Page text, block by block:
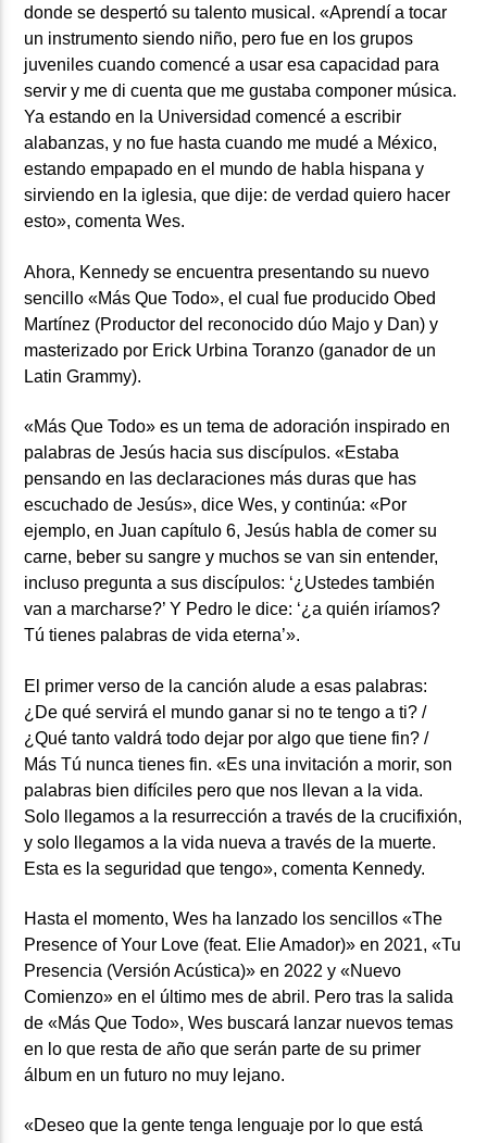
donde se despertó su talento musical. «Aprendí a tocar
un instrumento siendo niño, pero fue en los grupos
juveniles cuando comencé a usar esa capacidad para
servir y me di cuenta que me gustaba componer música.
Ya estando en la Universidad comencé a escribir
alabanzas, y no fue hasta cuando me mudé a México,
estando empapado en el mundo de habla hispana y
sirviendo en la iglesia, que dije: de verdad quiero hacer
esto», comenta Wes.
Ahora, Kennedy se encuentra presentando su nuevo
sencillo «Más Que Todo», el cual fue producido Obed
Martínez (Productor del reconocido dúo Majo y Dan) y
masterizado por Erick Urbina Toranzo (ganador de un
Latin Grammy).
«Más Que Todo» es un tema de adoración inspirado en
palabras de Jesús hacia sus discípulos. «Estaba
pensando en las declaraciones más duras que has
escuchado de Jesús», dice Wes, y continúa: «Por
ejemplo, en Juan capítulo 6, Jesús habla de comer su
carne, beber su sangre y muchos se van sin entender,
incluso pregunta a sus discípulos: ‘¿Ustedes también
van a marcharse?’ Y Pedro le dice: ‘¿a quién iríamos?
Tú tienes palabras de vida eterna’».
El primer verso de la canción alude a esas palabras:
¿De qué servirá el mundo ganar si no te tengo a ti? /
¿Qué tanto valdrá todo dejar por algo que tiene fin? /
Más Tú nunca tienes fin. «Es una invitación a morir, son
palabras bien difíciles pero que nos llevan a la vida.
Solo llegamos a la resurrección a través de la crucifixión,
y solo llegamos a la vida nueva a través de la muerte.
Esta es la seguridad que tengo», comenta Kennedy.
Hasta el momento, Wes ha lanzado los sencillos «The
Presence of Your Love (feat. Elie Amador)» en 2021, «Tu
Presencia (Versión Acústica)» en 2022 y «Nuevo
Comienzo» en el último mes de abril. Pero tras la salida
de «Más Que Todo», Wes buscará lanzar nuevos temas
en lo que resta de año que serán parte de su primer
álbum en un futuro no muy lejano.
«Deseo que la gente tenga lenguaje por lo que está